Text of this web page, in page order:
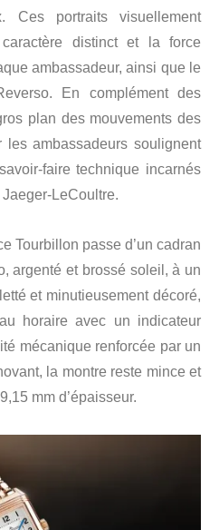
Ces portraits visuellement
distinct et la force
ambassadeur, ainsi que le
En complément des
plan des mouvements des
les ambassadeurs soulignent
faire technique incarnés
LeCoultre.
Tourbillon passe d’un cadran
argenté et brossé soleil, à un
et minutieusement décoré,
horaire avec un indicateur
mécanique renforcée par un
la montre reste mince et
mm d’épaisseur.